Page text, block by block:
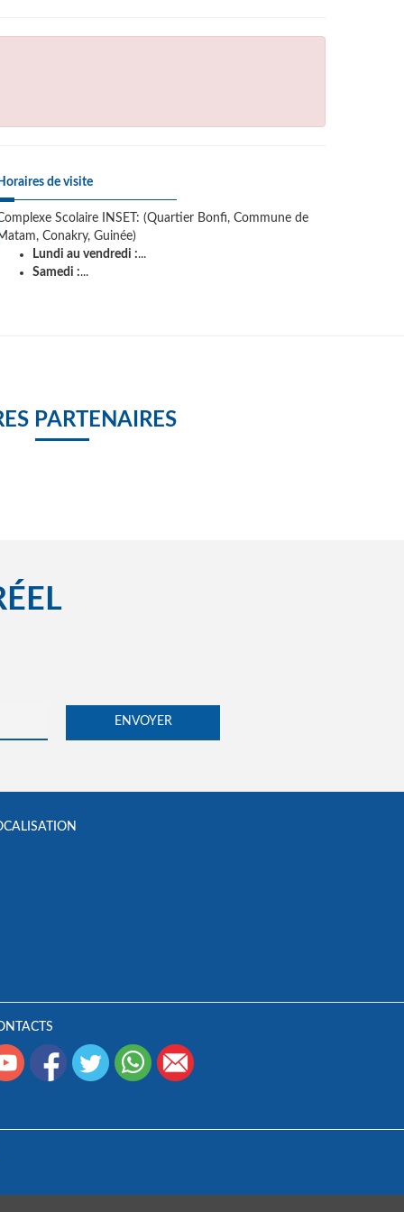
Horaires de visite
Scolaire INSET: (Quartier Bonfi, Commune de
Conakry, Guinée)
Lundi au vendredi :...
Samedi :...
PARTENAIRES